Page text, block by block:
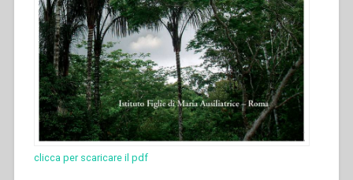
clicca per scaricare il pdf